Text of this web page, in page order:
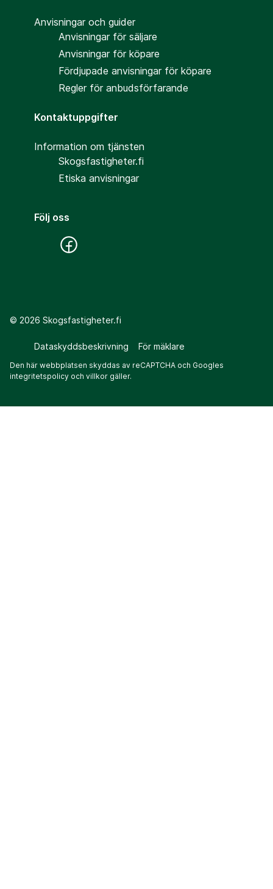
Anvisningar och guider
Anvisningar för säljare
Anvisningar för köpare
Fördjupade anvisningar för köpare
Regler för anbudsförfarande
Kontaktuppgifter
Information om tjänsten
Skogsfastigheter.fi
Etiska anvisningar
Följ oss
© 2026 Skogsfastigheter.fi
Dataskyddsbeskrivning För mäklare
Den här webbplatsen skyddas av reCAPTCHA och Googles
integritetspolicy och villkor gäller.